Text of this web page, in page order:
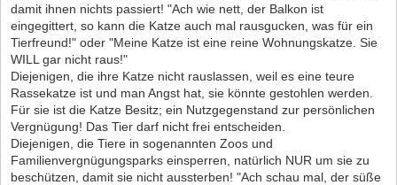
damit ihnen nichts passiert! "Ach wie nett, der Balkon ist
eingegittert, so kann die Katze auch mal rausgucken, was für ein
Tierfreund!" oder "Meine Katze ist eine reine Wohnungskatze. Sie
WILL gar nicht raus!"
Diejenigen, die ihre Katze nicht rauslassen, weil es eine teure
Rassekatze ist und man Angst hat, sie könnte gestohlen werden.
Für sie ist die Katze Besitz; ein Nutzgegenstand zur persönlichen
Vergnügung! Das Tier darf nicht frei entscheiden.
Diejenigen, die Tiere in sogenannten Zoos und
Familienvergnügungsparks einsperren, natürlich NUR um sie zu
beschützen, damit sie nicht aussterben! "Ach schau mal, der süße